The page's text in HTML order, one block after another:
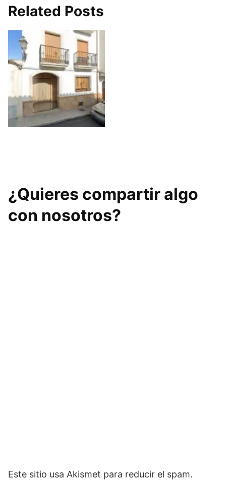
Related Posts
¿Quieres compartir algo
con nosotros?
Este sitio usa Akismet para reducir el spam.